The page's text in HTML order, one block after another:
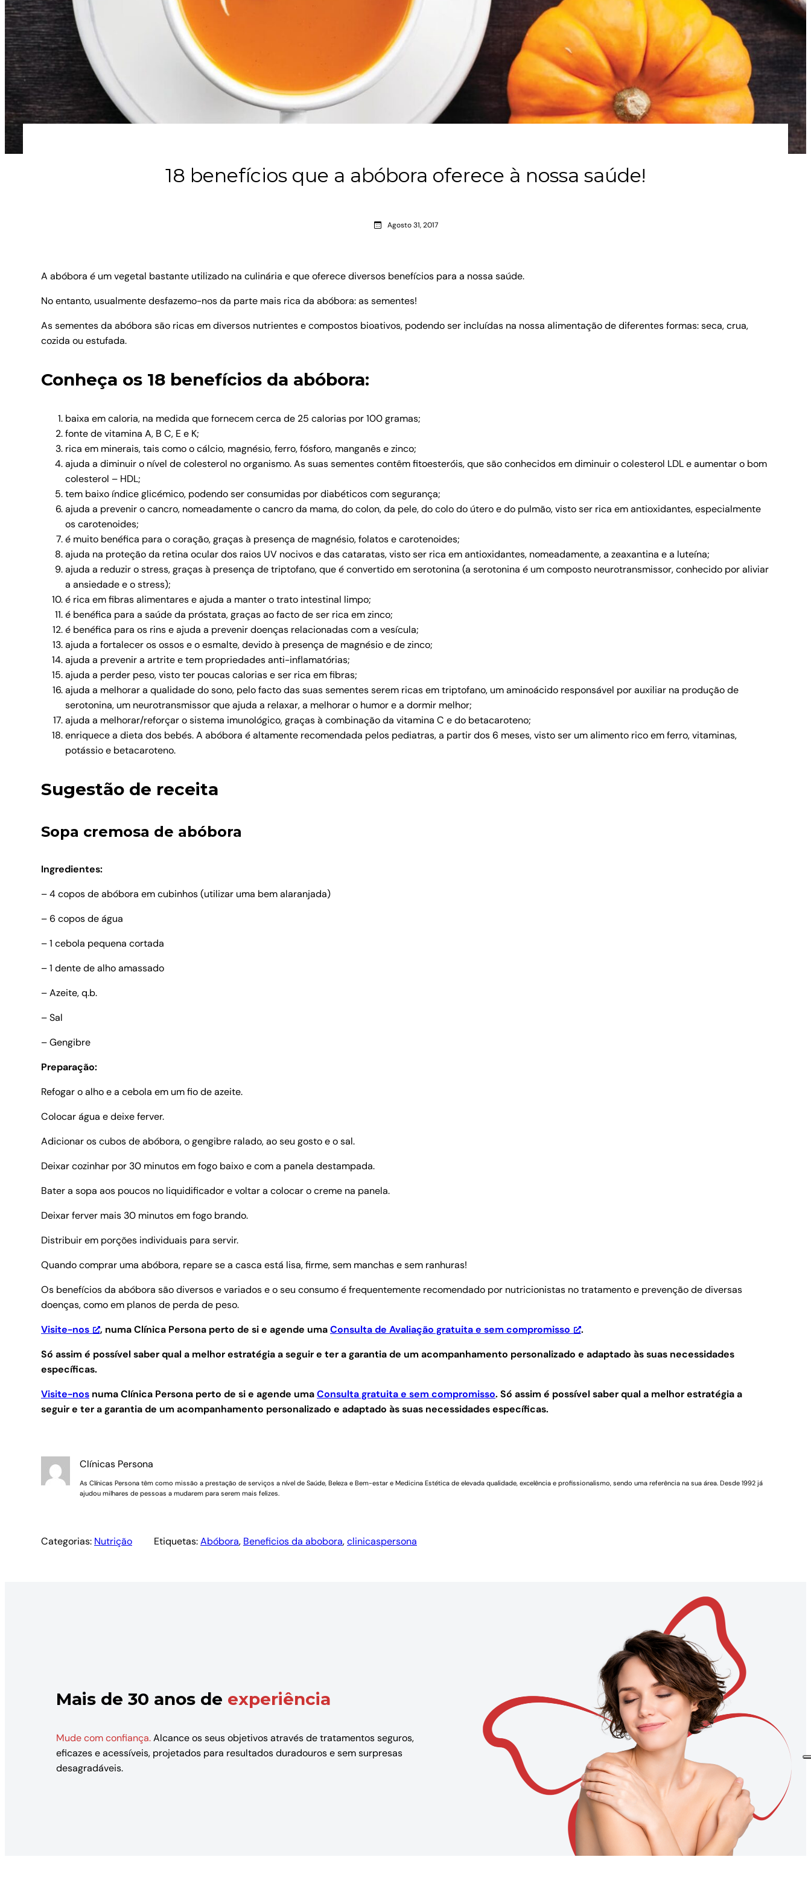
18 benefícios que a abóbora oferece à nossa saúde!
Agosto 31, 2017
A abóbora é um vegetal bastante utilizado na culinária e que oferece diversos benefícios para a nossa saúde.
No entanto, usualmente desfazemo-nos da parte mais rica da abóbora: as sementes!
As sementes da abóbora são ricas em diversos nutrientes e compostos bioativos, podendo ser incluídas na nossa alimentação de diferentes formas: seca, crua,
cozida ou estufada.
Conheça os 18 benefícios da abóbora:
baixa em caloria, na medida que fornecem cerca de 25 calorias por 100 gramas;
fonte de vitamina A, B C, E e K;
rica em minerais, tais como o cálcio, magnésio, ferro, fósforo, manganês e zinco;
ajuda a diminuir o nível de colesterol no organismo. As suas sementes contêm fitoesteróis, que são conhecidos em diminuir o colesterol LDL e aumentar o bom
colesterol – HDL;
tem baixo índice glicémico, podendo ser consumidas por diabéticos com segurança;
ajuda a prevenir o cancro, nomeadamente o cancro da mama, do colon, da pele, do colo do útero e do pulmão, visto ser rica em antioxidantes, especialmente
os carotenoides;
é muito benéfica para o coração, graças à presença de magnésio, folatos e carotenoides;
ajuda na proteção da retina ocular dos raios UV nocivos e das cataratas, visto ser rica em antioxidantes, nomeadamente, a zeaxantina e a luteína;
ajuda a reduzir o stress, graças à presença de triptofano, que é convertido em serotonina (a serotonina é um composto neurotransmissor, conhecido por aliviar
a ansiedade e o stress);
é rica em fibras alimentares e ajuda a manter o trato intestinal limpo;
é benéfica para a saúde da próstata, graças ao facto de ser rica em zinco;
é benéfica para os rins e ajuda a prevenir doenças relacionadas com a vesícula;
ajuda a fortalecer os ossos e o esmalte, devido à presença de magnésio e de zinco;
ajuda a prevenir a artrite e tem propriedades anti-inflamatórias;
ajuda a perder peso, visto ter poucas calorias e ser rica em fibras;
ajuda a melhorar a qualidade do sono, pelo facto das suas sementes serem ricas em triptofano, um aminoácido responsável por auxiliar na produção de
serotonina, um neurotransmissor que ajuda a relaxar, a melhorar o humor e a dormir melhor;
ajuda a melhorar/reforçar o sistema imunológico, graças à combinação da vitamina C e do betacaroteno;
enriquece a dieta dos bebés. A abóbora é altamente recomendada pelos pediatras, a partir dos 6 meses, visto ser um alimento rico em ferro, vitaminas,
potássio e betacaroteno.
Sugestão de receita
Sopa cremosa de abóbora
Ingredientes:
– 4 copos de abóbora em cubinhos (utilizar uma bem alaranjada)
– 6 copos de água
– 1 cebola pequena cortada
– 1 dente de alho amassado
– Azeite, q.b.
– Sal
– Gengibre
Preparação:
Refogar o alho e a cebola em um fio de azeite.
Colocar água e deixe ferver.
Adicionar os cubos de abóbora, o gengibre ralado, ao seu gosto e o sal.
Deixar cozinhar por 30 minutos em fogo baixo e com a panela destampada.
Bater a sopa aos poucos no liquidificador e voltar a colocar o creme na panela.
Deixar ferver mais 30 minutos em fogo brando.
Distribuir em porções individuais para servir.
Quando comprar uma abóbora, repare se a casca está lisa, firme, sem manchas e sem ranhuras!
Os benefícios da abóbora são diversos e variados e o seu consumo é frequentemente recomendado por nutricionistas no tratamento e prevenção de diversas
doenças, como em planos de perda de peso.
Visite-nos
, numa Clínica Persona perto de si e agende umaConsulta de Avaliação gratuita e sem compromisso
.
Só assim é possível saber qual a melhor estratégia a seguir e ter a garantia de um acompanhamento personalizado e adaptado às suas necessidades
específicas.
Visite-nos numa Clínica Persona perto de si e agende umaConsulta gratuita e sem compromisso.Só assim é possível saber qual a melhor estratégia a
seguir e ter a garantia de um acompanhamento personalizado e adaptado às suas necessidades específicas.
Clínicas Persona
As Clínicas Persona têm como missão a prestação de serviços a nível de Saúde, Beleza e Bem-estar e Medicina Estética de elevada qualidade, excelência e profissionalismo, sendo uma referência na sua área. Desde 1992 já
ajudou milhares de pessoas a mudarem para serem mais felizes.
Categorias: Nutrição Etiquetas:Abóbora, Beneficios da abobora, clinicaspersona
Mais de 30 anos de experiência
Mude com confiança.Alcance os seus objetivos através de tratamentos seguros,
eficazes e acessíveis, projetados para resultados duradouros e sem surpresas
desagradáveis.